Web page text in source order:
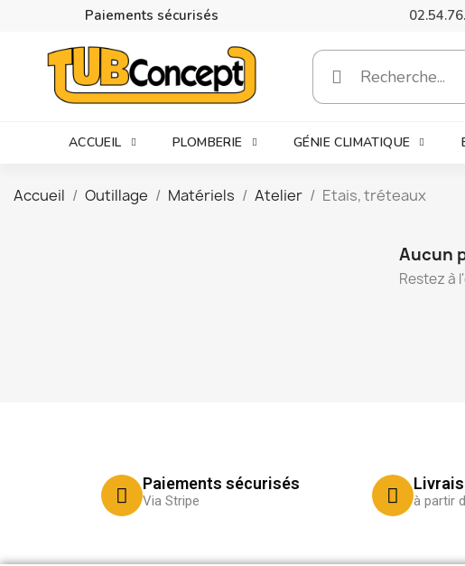
Paiements sécurisés
ACCUEIL PLOMBERIE GÉNIE CLIMATIQUE
Accueil Outillage Matériels Atelier Etais, tréteaux
Aucun
Restez à
Paiements sécurisés
Via Stripe à partir